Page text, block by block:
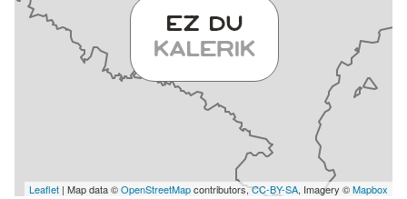
Leaflet | Map data ©OpenStreetMapcontributors,CC-BY-SA, Imagery ©Mapbox